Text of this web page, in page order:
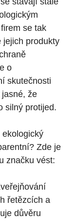
se tak
jejich produkty
o
skutečnosti
že
silný protijed.
Zde je
značku vést:
řetězcích a
důvěru